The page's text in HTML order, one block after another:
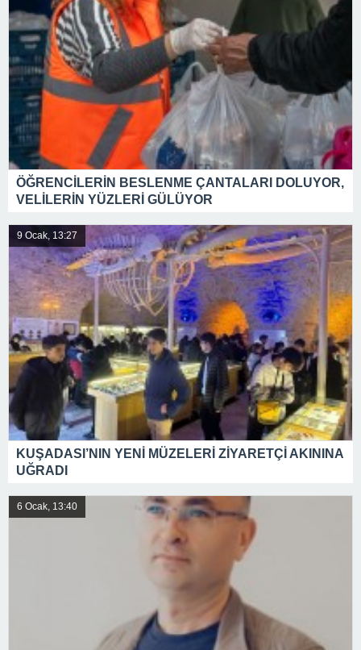
ÖĞRENCİLERİN BESLENME ÇANTALARI DOLUYOR,
VELİLERİN YÜZLERİ GÜLÜYOR
9 Ocak, 13:27
KUŞADASI’NIN YENİ MÜZELERİ ZİYARETÇİ AKININA
UĞRADI
6 Ocak, 13:40